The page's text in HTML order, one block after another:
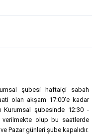
şubesi haftaiçi sabah
olan akşam 17:00'e kadar
Kurumsal şubesinde 12:30 -
verilmekte olup bu saatlerde
Pazar günleri şube kapalıdır.